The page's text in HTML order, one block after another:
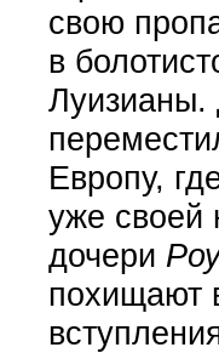
свою
в
Луизианы.
Европу,
уже своей
дочери
похищают